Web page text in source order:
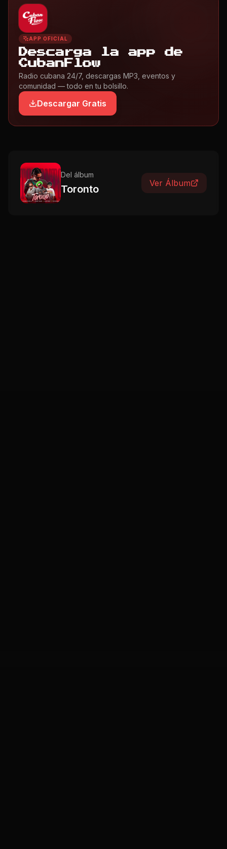
APP OFICIAL
Descarga la app de
CubanFlow
Radio cubana 24/7, descargas MP3, eventos y
comunidad — todo en tu bolsillo.
Descargar Gratis
Del álbum
Toronto Ver Álbum